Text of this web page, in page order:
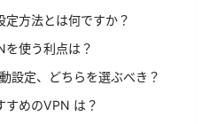
方法とは何ですか？
を使う利点は？
設定、どちらを選ぶべき？
めのVPN は？